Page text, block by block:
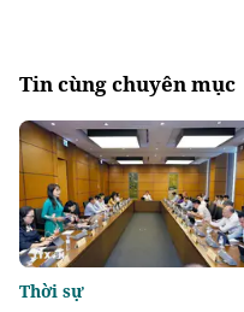
Tin cùng chuyên mục
Thời sự